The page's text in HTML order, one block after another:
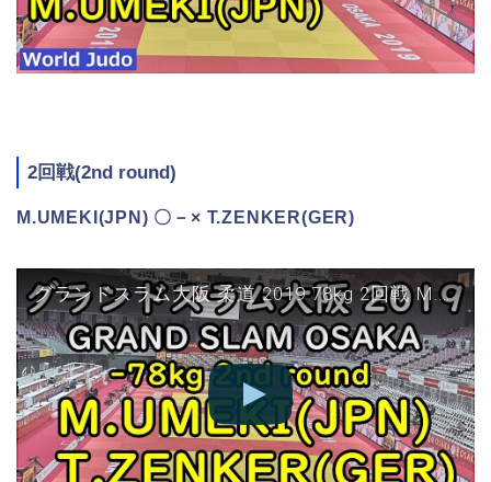
2回戦(2nd round)
M.UMEKI(JPN) 〇－× T.ZENKER(GER)
グランドスラム大阪 柔道 2019 78kg 2回戦 M.UMEKI vs T.ZENKER Judo